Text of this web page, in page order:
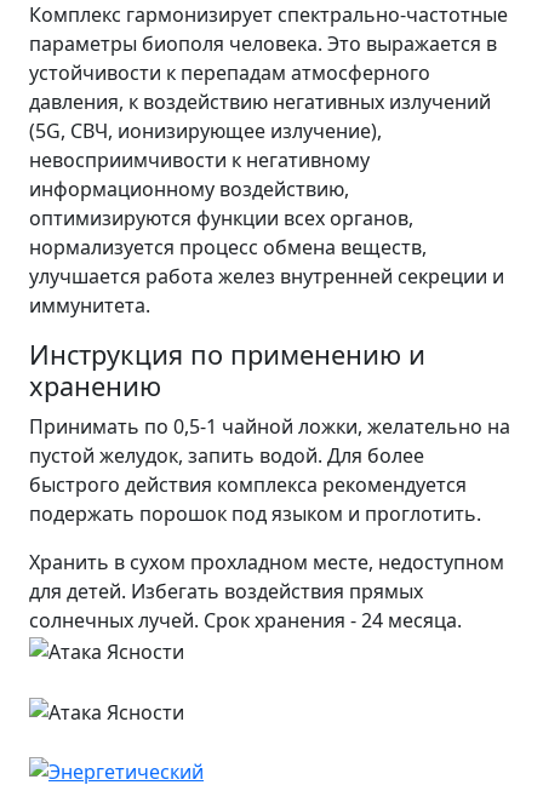
Комплекс гармонизирует спектрально-частотные
параметры биополя человека. Это выражается в
устойчивости к перепадам атмосферного
давления, к воздействию негативных излучений
(5G, СВЧ, ионизирующее излучение),
невосприимчивости к негативному
информационному воздействию,
оптимизируются функции всех органов,
нормализуется процесс обмена веществ,
улучшается работа желез внутренней секреции и
иммунитета.
Инструкция по применению и
хранению
Принимать по 0,5-1 чайной ложки, желательно на
пустой желудок, запить водой. Для более
быстрого действия комплекса рекомендуется
подержать порошок под языком и проглотить.
Хранить в сухом прохладном месте, недоступном
для детей. Избегать воздействия прямых
солнечных лучей. Срок хранения - 24 месяца.